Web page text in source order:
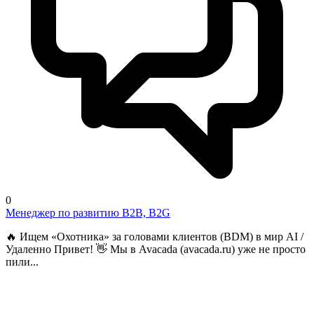
0
Менеджер по развитию B2B, B2G
🔥 Ищем «Охотника» за головами клиентов (BDM) в мир AI /
Удаленно Привет! 👋 Мы в Avacada (avacada.ru) уже не просто
пили...